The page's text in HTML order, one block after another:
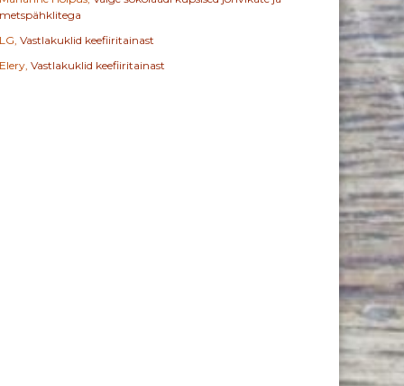
metspähklitega
LG, Vastlakuklid keefiiritainast
Elery, Vastlakuklid keefiiritainast